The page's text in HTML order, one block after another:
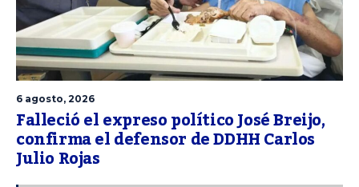
6 agosto, 2026
Falleció el expreso político José Breijo,
confirma el defensor de DDHH Carlos
Julio Rojas